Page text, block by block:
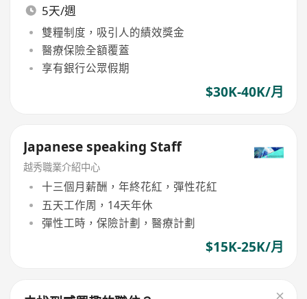
5天/週
雙糧制度，吸引人的績效獎金
醫療保險全額覆蓋
享有銀行公眾假期
$30K-40K/月
Japanese speaking Staff
越秀職業介紹中心
十三個月薪酬，年終花紅，彈性花紅
五天工作周，14天年休
彈性工時，保險計劃，醫療計劃
$15K-25K/月